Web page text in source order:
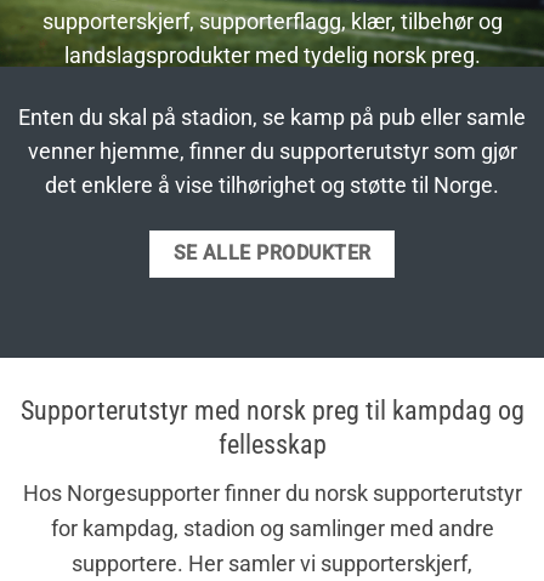
supporterskjerf, supporterflagg, klær, tilbehør og
landslagsprodukter med tydelig norsk preg.
Enten du skal på stadion, se kamp på pub eller samle
venner hjemme, finner du supporterutstyr som gjør
det enklere å vise tilhørighet og støtte til Norge.
SE ALLE PRODUKTER
Supporterutstyr med norsk preg til kampdag og
fellesskap
Hos Norgesupporter finner du norsk supporterutstyr
for kampdag, stadion og samlinger med andre
supportere. Her samler vi supporterskjerf,